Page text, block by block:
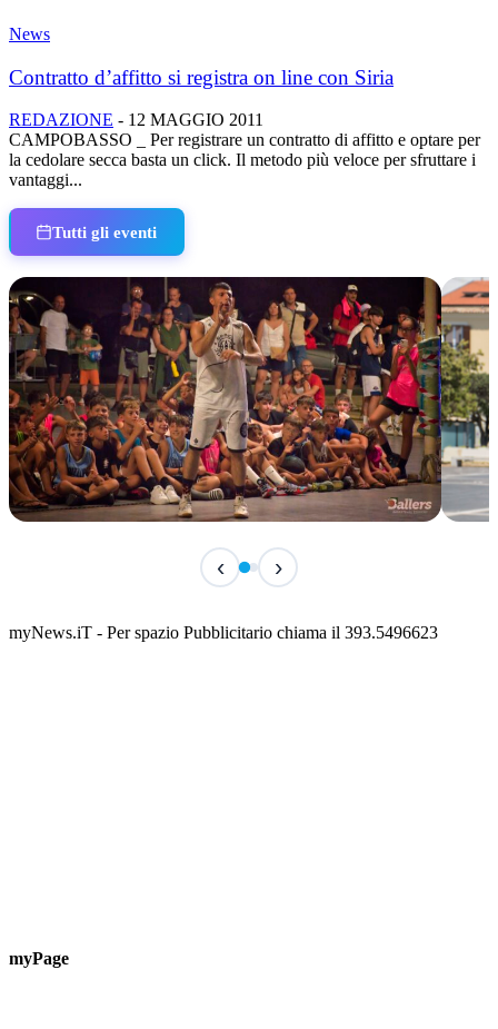
News
Contratto d’affitto si registra on line con Siria
REDAZIONE - 12 MAGGIO 2011
CAMPOBASSO _ Per registrare un contratto di affitto e optare per
la cedolare secca basta un click. Il metodo più veloce per sfruttare i
vantaggi...
Tutti gli eventi
Classic Contest 3vs3 Memorial Michele
📅 6 Agosto 2026 · 09:00 · 📍 Lungomare C. Colombo
‹ ›
myNews.iT - Per spazio Pubblicitario chiama il 393.5496623
myPage